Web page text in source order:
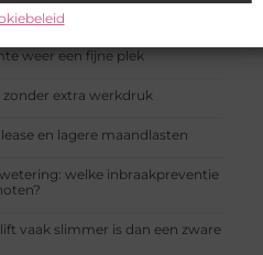
als er al genoeg speelt
weer een fijne plek
extra werkdruk
en lagere maandlasten
welke inbraakpreventie
vaak slimmer is dan een zware